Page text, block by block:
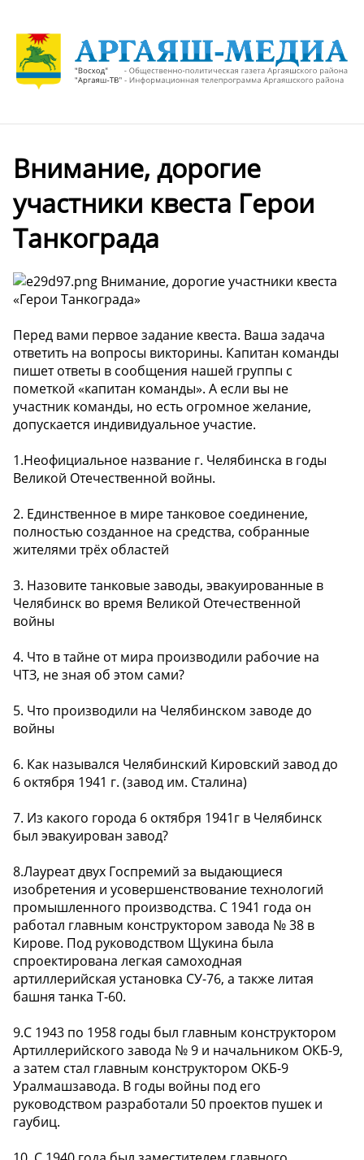
Внимание, дорогие
участники квеста Герои
Танкограда
Внимание, дорогие участники квеста
«Герои Танкограда»
Перед вами первое задание квеста. Ваша задача
ответить на вопросы викторины. Капитан команды
пишет ответы в сообщения нашей группы с
пометкой «капитан команды». А если вы не
участник команды, но есть огромное желание,
допускается индивидуальное участие.
1.Неофициальное название г. Челябинска в годы
Великой Отечественной войны.
2. Единственное в мире танковое соединение,
полностью созданное на средства, собранные
жителями трёх областей
3. Назовите танковые заводы, эвакуированные в
Челябинск во время Великой Отечественной
войны
4. Что в тайне от мира производили рабочие на
ЧТЗ, не зная об этом сами?
5. Что производили на Челябинском заводе до
войны
6. Как назывался Челябинский Кировский завод до
6 октября 1941 г. (завод им. Сталина)
7. Из какого города 6 октября 1941г в Челябинск
был эвакуирован завод?
8.Лауреат двух Госпремий за выдающиеся
изобретения и усовершенствование технологий
промышленного производства. С 1941 года он
работал главным конструктором завода № 38 в
Кирове. Под руководством Щукина была
спроектирована легкая самоходная
артиллерийская установка СУ-76, а также литая
башня танка Т-60.
9.С 1943 по 1958 годы был главным конструктором
Артиллерийского завода № 9 и начальником ОКБ-9,
а затем стал главным конструктором ОКБ-9
Уралмашзавода. В годы войны под его
руководством разработали 50 проектов пушек и
гаубиц.